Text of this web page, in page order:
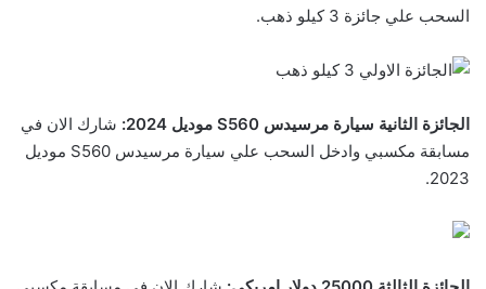
السحب علي جائزة 3 كيلو ذهب.
الجائزة الثانية سيارة مرسيدس S560 موديل 2024:
شارك الان في
مسابقة مكسبي وادخل السحب علي سيارة مرسيدس S560 موديل
2023.